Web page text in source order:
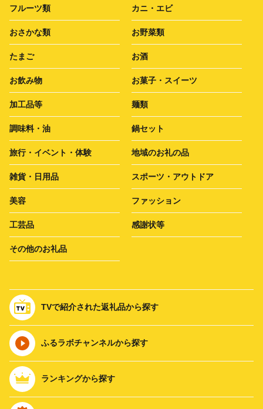
フルーツ類 カニ・エビ
おさかな類 お野菜類
たまご お酒
お飲み物 お菓子・スイーツ
加工品等 麺類
調味料・油 鍋セット
旅行・イベント・体験 地域のお礼の品
雑貨・日用品 スポーツ・アウトドア
美容 ファッション
工芸品 感謝状等
その他のお礼品
TVで紹介された返礼品から探す
ふるラボチャンネルから探す
ランキングから探す